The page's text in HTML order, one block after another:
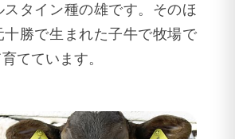
スタイン種の雄です。そのほ
十勝で生まれた子牛で牧場で
てています。